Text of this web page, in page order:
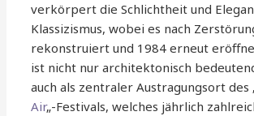
verkörpert die Schlichtheit und
Klassizismus, wobei es nach
rekonstruiert und 1984 erneut
ist nicht nur architektonisch
auch als zentraler Austragungsort des
Air„-Festivals, welches jährlich